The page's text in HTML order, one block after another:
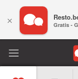
× Gratis -